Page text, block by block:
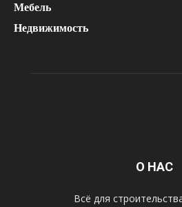
Мебель
Недвижимость
О НАС
Всё для